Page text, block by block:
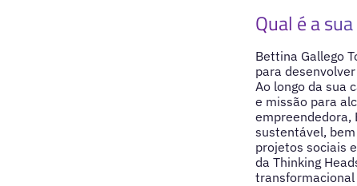
Qual é a
Bettina Gallego
para
Ao longo da sua
e missão para
empreendedora,
sustentável,
projetos sociais
da Thinking
transformacional